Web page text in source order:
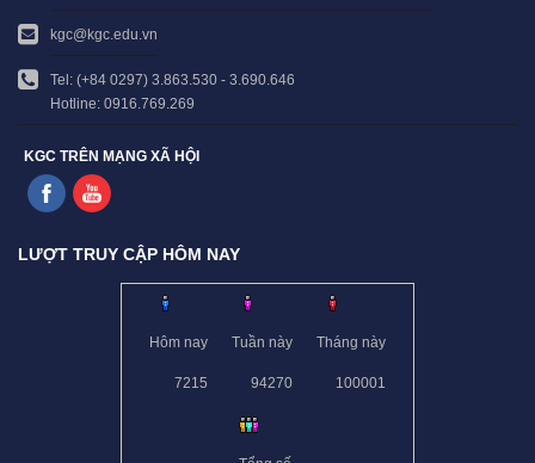
kgc@kgc.edu.vn
Tel: (+84 0297) 3.863.530 - 3.690.646
Hotline: 0916.769.269
KGC TRÊN MẠNG XÃ HỘI
LƯỢT TRUY CẬP HÔM NAY
Hôm nay
7215
Tuần này
94270
Tháng này
100001